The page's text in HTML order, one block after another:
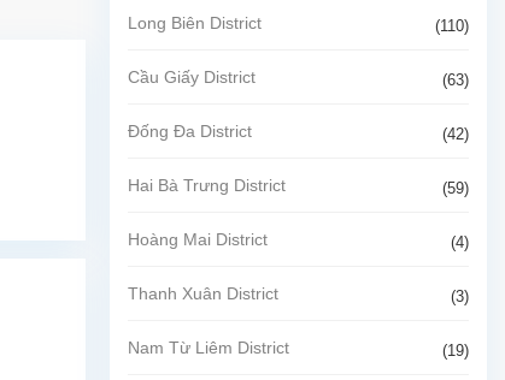
Long Biên District (110)
Cầu Giấy District (63)
Đống Đa District (42)
Hai Bà Trưng District (59)
Hoàng Mai District (4)
Thanh Xuân District (3)
Nam Từ Liêm District (19)